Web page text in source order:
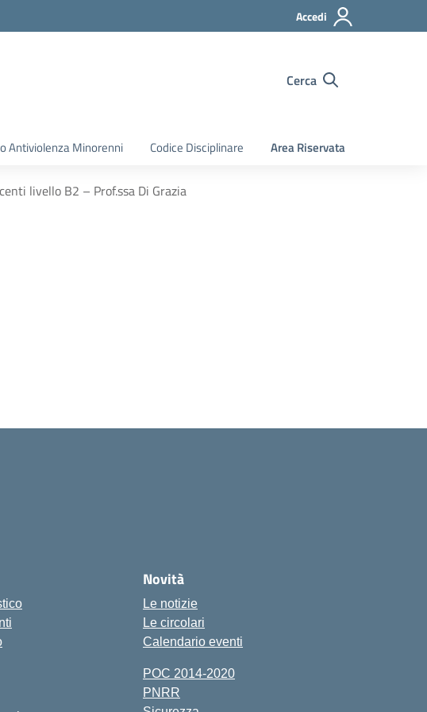
Accedi
Cerca
Antiviolenza Minorenni Codice Disciplinare Area Riservata
livello B2 – Prof.ssa Di Grazia
Novità
Le notizie
Le circolari
Calendario eventi
POC 2014-2020
PNRR